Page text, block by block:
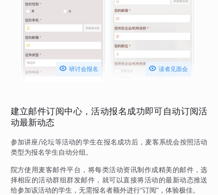
 研讨会报名  读者见面会
建立邮件订阅中心，活动报名成功即可自动订阅活
动最新动态
参加讲座/论坛等活动的学生在报名成功后，麦客系统会按照活动
类型为报名学生自动分组。
院方使用麦客邮件平台，将每类活动资讯制作成精美的邮件，选
择相应的活动群组群发邮件，就可以直接将活动的最新动态推送
给参加该活动的学生，无需报名者额外进行“订阅”，体验极佳。